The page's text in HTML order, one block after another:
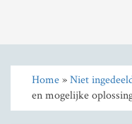
Home»Niet
en mogelijke